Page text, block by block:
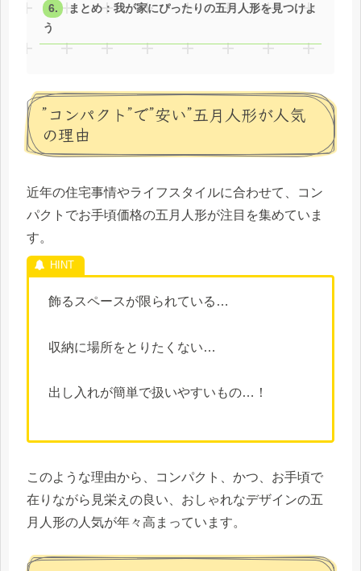
まとめ：我が家にぴったりの五月人形を見つけよ
う
”コンパクト”で”安い”五月人形が人気
の理由
近年の住宅事情やライフスタイルに合わせて、コン
パクトでお手頃価格の五月人形が注目を集めていま
す。
飾るスペースが限られている…
収納に場所をとりたくない…
出し入れが簡単で扱いやすいもの…！
このような理由から、コンパクト、かつ、お手頃で
在りながら見栄えの良い、おしゃれなデザインの五
月人形の人気が年々高まっています。